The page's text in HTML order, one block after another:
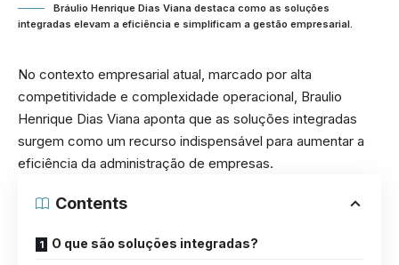
Bráulio Henrique Dias Viana destaca como as soluções
integradas elevam a eficiência e simplificam a gestão empresarial.
No contexto empresarial atual, marcado por alta
competitividade e complexidade operacional, Braulio
Henrique Dias Viana aponta que as soluções integradas
surgem como um recurso indispensável para aumentar a
eficiência da administração de empresas.
Contents
O que são soluções integradas?